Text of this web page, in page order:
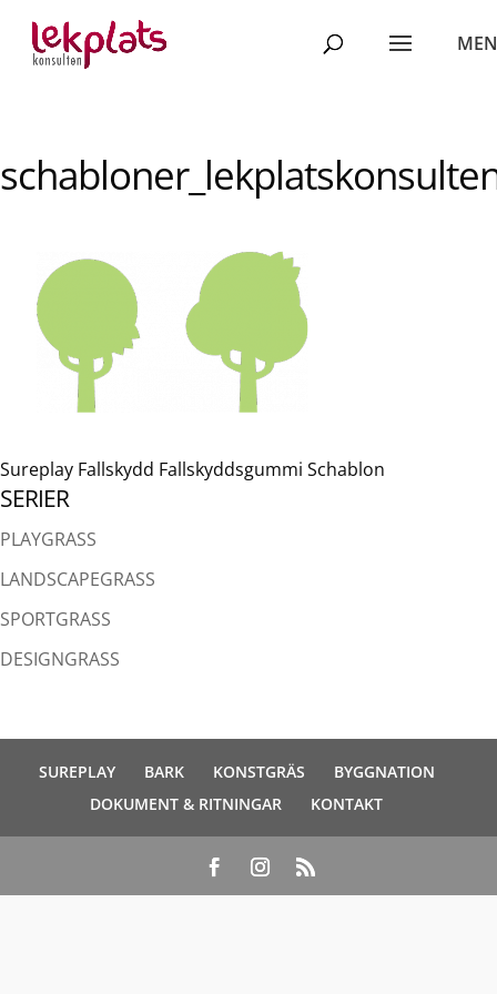
Sureplay Fallskydd Fallskyddsgummi Schablon
SERIER
PLAYGRASS
LANDSCAPEGRASS
SPORTGRASS
DESIGNGRASS
SUREPLAY BARK KONSTGRÄS
BYGGNATION
DOKUMENT & RITNINGAR
KONTAKT